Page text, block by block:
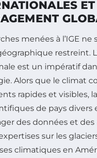
ET
menées à l’IGE
restreint.
est un impératif
Alors que le climat
rapides et visibles,
de pays divers
des données et des
sur les
climatiques en